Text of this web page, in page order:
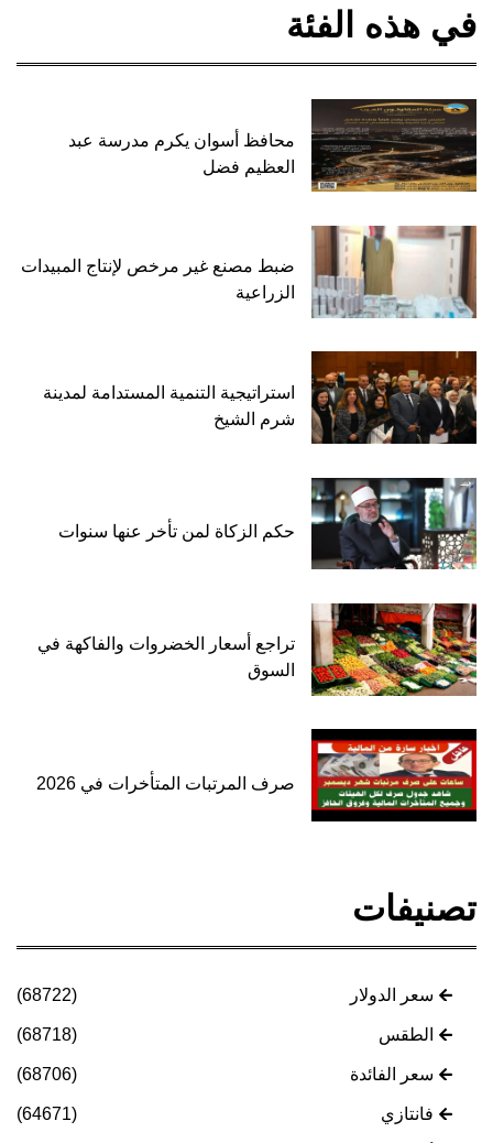
في هذه الفئة
محافظ أسوان يكرم مدرسة عبد
العظيم فضل
ضبط مصنع غير مرخص لإنتاج المبيدات
الزراعية
استراتيجية التنمية المستدامة لمدينة
شرم الشيخ
حكم الزكاة لمن تأخر عنها سنوات
تراجع أسعار الخضروات والفاكهة في
السوق
صرف المرتبات المتأخرات في 2026
تصنيفات
سعر الدولار (68722)
الطقس (68718)
سعر الفائدة (68706)
فانتازي (64671)